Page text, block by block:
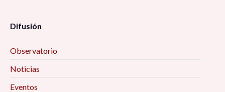
Difusión
Observatorio
Noticias
Eventos